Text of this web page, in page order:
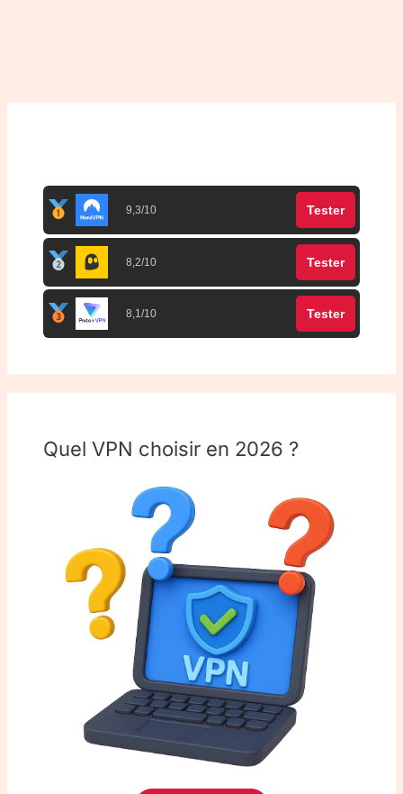
9,3/10 Tester
8,2/10 Tester
8,1/10 Tester
Quel VPN choisir en 2026 ?